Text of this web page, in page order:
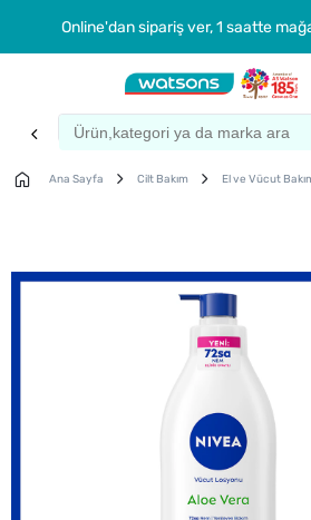
Online'dan sipariş ver, 1 saatte
Ana Sayfa Cilt Bakım El ve Vücut